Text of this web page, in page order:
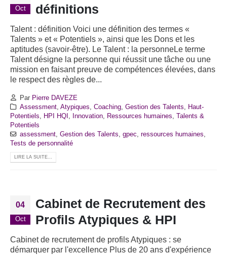
Oct
définitions
Talent : définition Voici une définition des termes «
Talents » et « Potentiels », ainsi que les Dons et les
aptitudes (savoir-être). Le Talent : la personneLe terme
Talent désigne la personne qui réussit une tâche ou une
mission en faisant preuve de compétences élevées, dans
le respect des règles de...
Par Pierre DAVEZE
Assessment, Atypiques, Coaching, Gestion des Talents, Haut-
Potentiels, HPI HQI , Innovation, Ressources humaines,
Talents &
Potentiels
assessment, Gestion des Talents, gpec, ressources humaines,
Tests de personnalité
LIRE LA SUITE...
04
Oct
Cabinet de Recrutement des
Profils Atypiques & HPI
Cabinet de recrutement de profils Atypiques : se
démarquer par l'excellence Plus de 20 ans d'expérience